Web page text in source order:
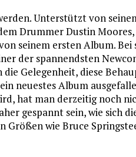
Unterstützt von
Drummer Dustin
seinem ersten Album.
der spannendsten
Gelegenheit, diese
neuestes Album
hat man derzeitig noch
gespannt sein, wie sich
wie Bruce